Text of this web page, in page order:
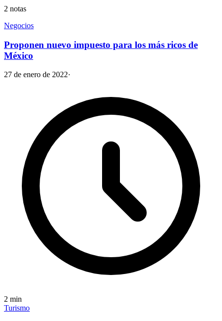
2 notas
Negocios
Proponen nuevo impuesto para los más ricos de
México
27 de enero de 2022·
2 min
Turismo